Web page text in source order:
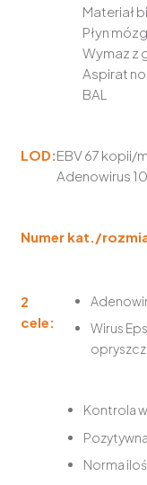
Materiał
Płyn
Wymaz z
Aspirat
BAL
LOD:EBV 67 kopii/
Adenowirus
Numer kat./
2
cele:
Wirus
Kontrola
Norma